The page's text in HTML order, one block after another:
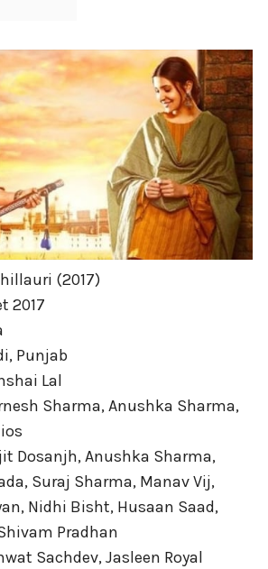
(2017)
2017
Punjab
Lal
Sharma, Anushka Sharma,
Dosanjh, Anushka Sharma,
Suraj Sharma, Manav Vij,
Nidhi Bisht, Husaan Saad,
Pradhan
Sachdev, Jasleen Royal